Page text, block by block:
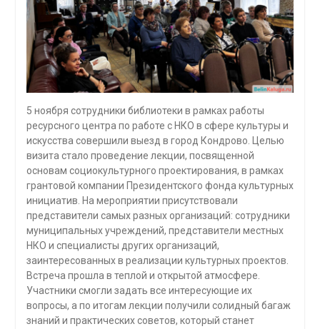
5 ноября сотрудники библиотеки в рамках работы
ресурсного центра по работе с НКО в сфере культуры и
искусства совершили выезд в город Кондрово. Целью
визита стало проведение лекции, посвященной
основам социокультурного проектирования, в рамках
грантовой компании Президентского фонда культурных
инициатив. На мероприятии присутствовали
представители самых разных организаций: сотрудники
муниципальных учреждений, представители местных
НКО и специалисты других организаций,
заинтересованных в реализации культурных проектов.
Встреча прошла в теплой и открытой атмосфере.
Участники смогли задать все интересующие их
вопросы, а по итогам лекции получили солидный багаж
знаний и практических советов, который станет